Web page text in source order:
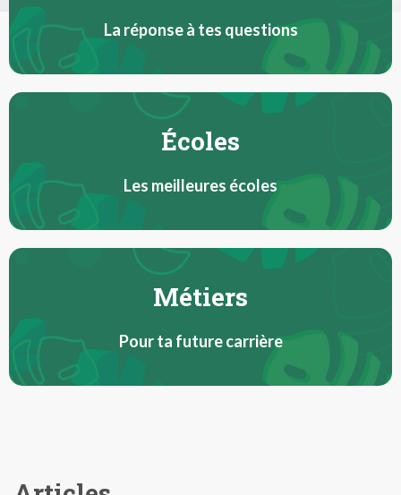
La réponse à tes questions
Écoles
Les meilleures écoles
Métiers
Pour ta future carrière